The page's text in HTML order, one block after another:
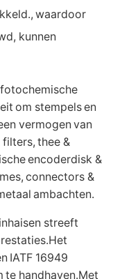
waardoor
kunnen
om stempels en
vermogen van
filters, thee &
encoderdisk &
connectors &
ambachten.
streeft
IATF 16949
te handhaven.Met